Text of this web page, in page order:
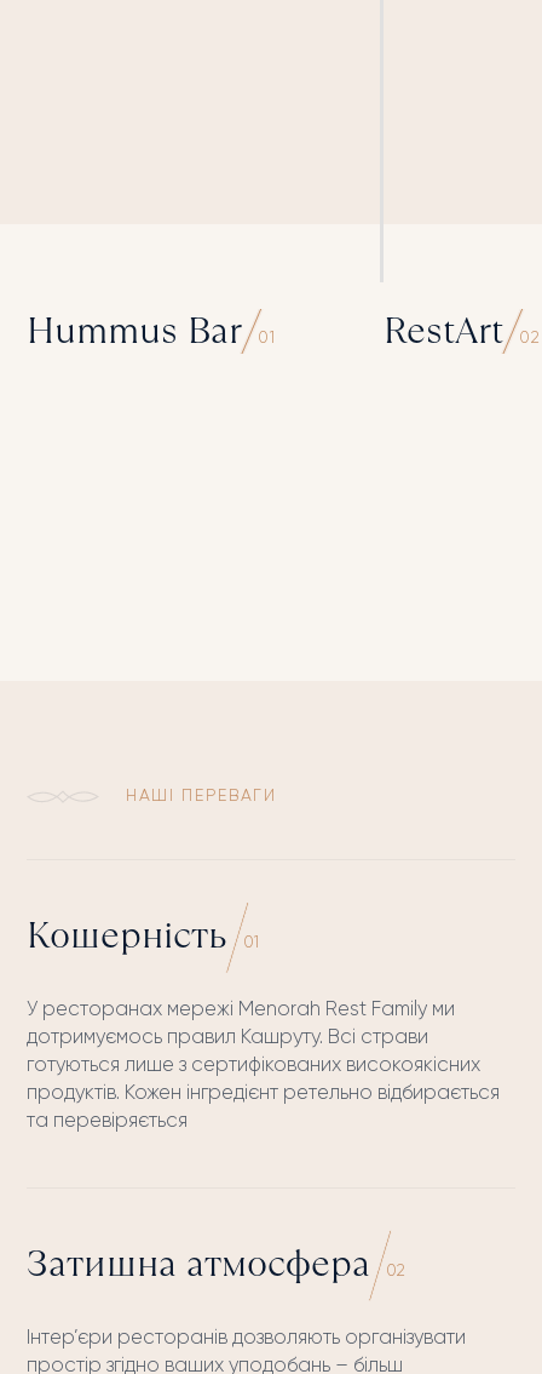
Hummus Bar 01 RestArt 02
НАШІ ПЕРЕВАГИ
Кошерність 01
У ресторанах мережі Menorah Rest Family ми
дотримуємось правил Кашруту. Всі страви
готуються лише з сертифікованих високоякісних
продуктів. Кожен інгредієнт ретельно відбирається
та перевіряється
Затишна атмосфера 02
Інтер’єри ресторанів дозволяють організувати
простір згідно ваших уподобань – більш